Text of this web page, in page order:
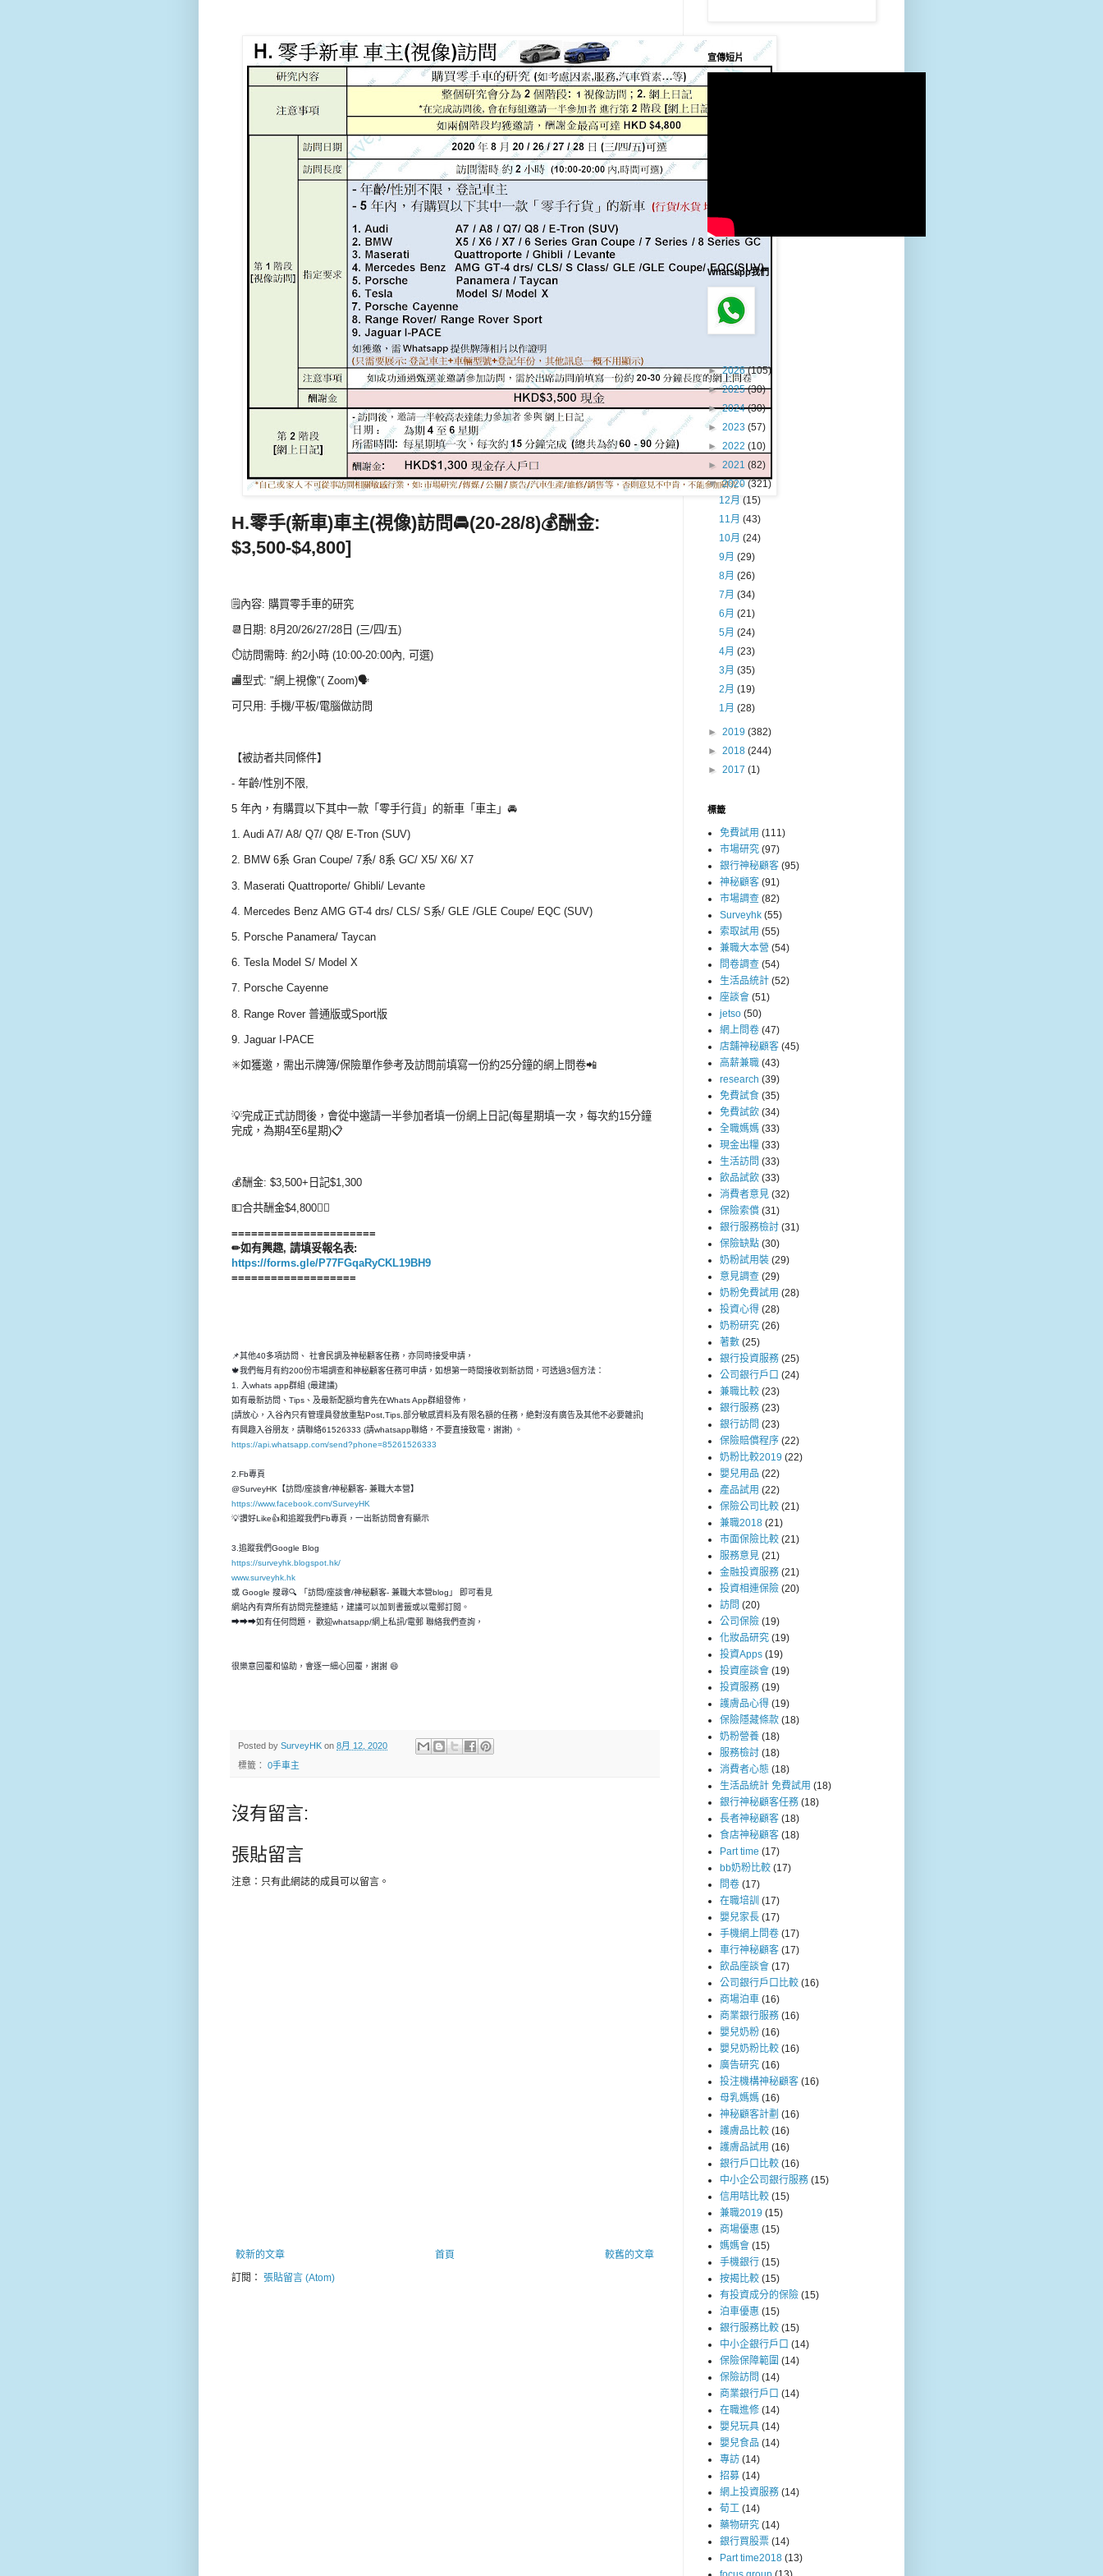
H.零手(新車)車主(視像)訪問🚘(20-28/8)💰酬金:
$3,500-$4,800]
🗒內容: 購買零手車的研究
📆日期: 8月20/26/27/28日 (三/四/五)
⏱️訪問需時: 約2小時 (10:00-20:00內, 可選)
🏬型式: "網上視像"( Zoom)🗣️
可只用: 手機/平板/電腦做訪問
【被訪者共同條件】
- 年齡/性別不限,
5 年內，有購買以下其中一款「零手行貨」的新車「車主」🚘
1. Audi A7/ A8/ Q7/ Q8/ E-Tron (SUV)
2. BMW 6系 Gran Coupe/ 7系/ 8系 GC/ X5/ X6/ X7
3. Maserati Quattroporte/ Ghibli/ Levante
4. Mercedes Benz AMG GT-4 drs/ CLS/ S系/ GLE /GLE Coupe/ EQC (SUV)
5. Porsche Panamera/ Taycan
6. Tesla Model S/ Model X
7. Porsche Cayenne
8. Range Rover 普通版或Sport版
9. Jaguar I-PACE
✳️如獲邀，需出示牌簿/保險單作參考及訪問前填寫一份約25分鐘的網上問卷📲
💡完成正式訪問後，會從中邀請一半參加者填一份網上日記(每星期填一次，每次約15分鐘
完成，為期4至6星期)📋
💰酬金: $3,500+日記$1,300
💵合共酬金$4,800👍🏻
======================
✏如有興趣, 請填妥報名表:
https://forms.gle/P77FGqaRyCKL19BH9
===================
📌其他40多項訪問、 社會民調及神秘顧客任務，亦同時接受申請，
🍁我們每月有約200份市場調查和神秘顧客任務可申請，如想第一時間接收到新訪問，可透過3個方法：
1. 入whats app群組 (最建議)
如有最新訪問、Tips、及最新配額均會先在Whats App群組發佈，
[請放心，入谷內只有管理員發放重點Post,Tips,部分敏感資料及有限名額的任務，絶對沒有廣告及其他不必要雜訊]
有興趣入谷朋友，請聯絡61526333 (請whatsapp聯絡，不要直接致電，謝謝) 。
https://api.whatsapp.com/send?phone=85261526333
2.Fb專頁
@SurveyHK【訪問/座談會/神秘顧客- 兼職大本營】
https://www.facebook.com/SurveyHK
💡讚好Like👍和追蹤我們Fb專頁，一出新訪問會有顯示
3.追蹤我們Google Blog
https://surveyhk.blogspot.hk/
www.surveyhk.hk
或 Google 搜尋🔍 「訪問/座談會/神秘顧客- 兼職大本營blog」 即可看見
網站內有齊所有訪問完整連結，建議可以加到書籤或以電郵訂閱。
➡➡➡如有任何問題， 歡迎whatsapp/網上私訊/電郵 聯絡我們查詢，
很樂意回覆和恊助，會逐一細心回覆，謝謝 😄
Posted by SurveyHK on 8月 12, 2020
標籤： 0手車主
沒有留言:
張貼留言
注意：只有此網誌的成員可以留言。
較新的文章 較舊的文章
首頁
訂閱： 張貼留言 (Atom)
宣傳短片
Whatsapp我們
►2026(105)
►2025(30)
►2024(30)
► 2023 (57)
► 2022 (10)
► 2021 (82)
▼2020 (321)
12月(15)
11月(43)
10月(24)
9月(29)
8月(26)
7月(34)
6月(21)
5月(24)
4月(23)
3月(35)
2月(19)
1月(28)
► 2019 (382)
► 2018 (244)
► 2017 (1)
標籤
免費試用 (111)
市場研究 (97)
銀行神秘顧客 (95)
神秘顧客 (91)
市場調查 (82)
Surveyhk (55)
索取試用 (55)
兼職大本營 (54)
問卷調查 (54)
生活品統計 (52)
座談會 (51)
jetso (50)
網上問卷 (47)
店舖神秘顧客 (45)
高薪兼職 (43)
research (39)
免費試食 (35)
免費試飲 (34)
全職媽媽 (33)
現金出糧 (33)
生活訪問 (33)
飲品試飲 (33)
消費者意見 (32)
保險索償 (31)
銀行服務檢討 (31)
保險缺點 (30)
奶粉試用裝 (29)
意見調查 (29)
奶粉免費試用 (28)
投資心得 (28)
奶粉研究 (26)
著數 (25)
銀行投資服務 (25)
公司銀行戶口 (24)
兼職比較 (23)
銀行服務 (23)
銀行訪問 (23)
保險賠償程序 (22)
奶粉比較2019 (22)
嬰兒用品 (22)
產品試用 (22)
保險公司比較 (21)
兼職2018 (21)
市面保險比較 (21)
服務意見 (21)
金融投資服務 (21)
投資相連保險 (20)
訪問 (20)
公司保險 (19)
化妝品研究 (19)
投資Apps (19)
投資座談會 (19)
投資服務 (19)
護膚品心得 (19)
保險隱藏條款 (18)
奶粉營養 (18)
服務檢討 (18)
消費者心態 (18)
生活品統計 免費試用 (18)
銀行神秘顧客任務 (18)
長者神秘顧客 (18)
食店神秘顧客 (18)
Part time (17)
bb奶粉比較 (17)
問卷 (17)
在職培訓 (17)
嬰兒家長 (17)
手機網上問卷 (17)
車行神秘顧客 (17)
飲品座談會 (17)
公司銀行戶口比較 (16)
商場泊車 (16)
商業銀行服務 (16)
嬰兒奶粉 (16)
嬰兒奶粉比較 (16)
廣告研究 (16)
投注機構神秘顧客 (16)
母乳媽媽 (16)
神秘顧客計劃 (16)
護膚品比較 (16)
護膚品試用 (16)
銀行戶口比較 (16)
中小企公司銀行服務 (15)
信用咭比較 (15)
兼職2019 (15)
商場優惠 (15)
媽媽會 (15)
手機銀行 (15)
按揭比較 (15)
有投資成分的保險 (15)
泊車優惠 (15)
銀行服務比較 (15)
中小企銀行戶口 (14)
保險保障範圍 (14)
保險訪問 (14)
商業銀行戶口 (14)
在職進修 (14)
嬰兒玩具 (14)
嬰兒食品 (14)
專訪 (14)
招募 (14)
網上投資服務 (14)
荀工 (14)
藥物研究 (14)
銀行買股票 (14)
Part time2018 (13)